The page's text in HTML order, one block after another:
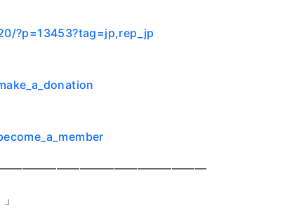
?p=13453?tag=jp,rep_jp